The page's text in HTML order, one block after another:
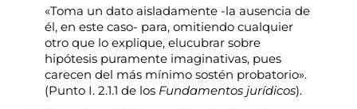
«Toma un dato aisladamente -la ausencia de
él, en este caso- para, omitiendo cualquier
otro que lo explique, elucubrar sobre
hipótesis puramente imaginativas, pues
carecen del más mínimo sostén probatorio».
(Punto I. 2.1.1 de los Fundamentos jurídicos).